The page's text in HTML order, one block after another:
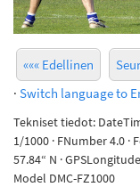
««« Edellinen
· Switch language to
Tekniset tiedot:
1/1000 · FNumber 4.0
57.84“ N ·
Model DMC-FZ1000